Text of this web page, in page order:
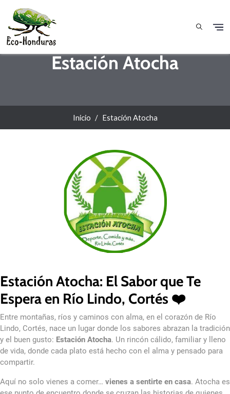
Estación Atocha
Inicio Estación Atocha
Estación Atocha: El Sabor que Te
Espera en Río Lindo, Cortés ❤️
Entre montañas, ríos y caminos con alma, en el corazón de Río
Lindo, Cortés, nace un lugar donde los sabores abrazan la tradición
y el buen gusto: Estación Atocha. Un rincón cálido, familiar y lleno
de vida, donde cada plato está hecho con el alma y pensado para
compartir.
Aquí no solo vienes a comer… vienes a sentirte en casa. Atocha es